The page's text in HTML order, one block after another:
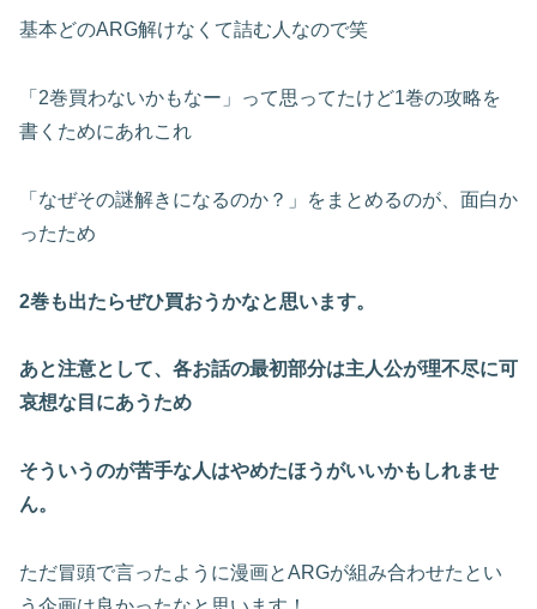
基本どのARG解けなくて詰む人なので笑
「2巻買わないかもなー」って思ってたけど1巻の攻略を
書くためにあれこれ
「なぜその謎解きになるのか？」をまとめるのが、面白か
ったため
2巻も出たらぜひ買おうかなと思います。
あと注意として、各お話の最初部分は主人公が理不尽に可
哀想な目にあうため
そういうのが苦手な人はやめたほうがいいかもしれませ
ん。
ただ冒頭で言ったように漫画とARGが組み合わせたとい